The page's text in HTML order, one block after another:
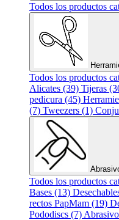
Todos los productos
Todos los productos
Alicates (39) Tijeras
pedicura (45)
(7) Tweezers (1)
Todos los productos
Bases (13)
rectos PapMam (19)
Pododiscs (7)